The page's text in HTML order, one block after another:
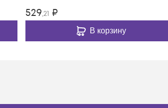
529,21 ₽
В корзину